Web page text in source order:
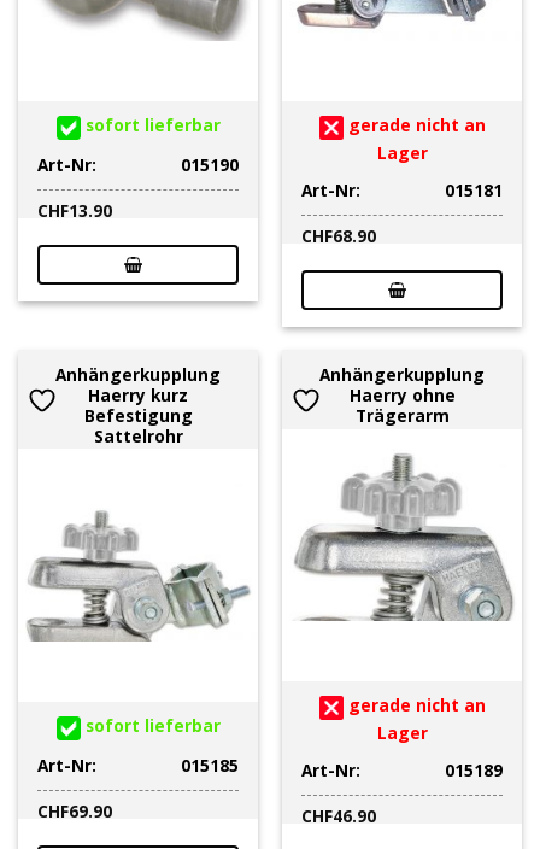
sofort lieferbar
Art-Nr:
015190
CHF13.90
gerade nicht an
Lager
Art-Nr:
015181
CHF68.90
Anhängerkupplung
Haerry kurz
Befestigung
Sattelrohr
sofort lieferbar
Art-Nr:
015185
CHF69.90
Anhängerkupplung
Haerry ohne
Trägerarm
gerade nicht an
Lager
Art-Nr:
015189
CHF46.90